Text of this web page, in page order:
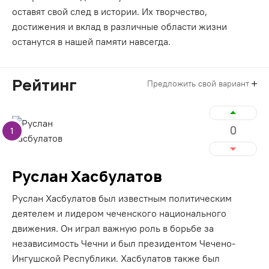
оставят свой след в истории. Их творчество,
достижения и вклад в различные области жизни
останутся в нашей памяти навсегда.
Рейтинг Предложить свой вариант
1 0
Руслан Хасбулатов
Руслан Хасбулатов был известным политическим
деятелем и лидером чеченского национального
движения. Он играл важную роль в борьбе за
независимость Чечни и был президентом Чечено-
Ингушской Республики. Хасбулатов также был